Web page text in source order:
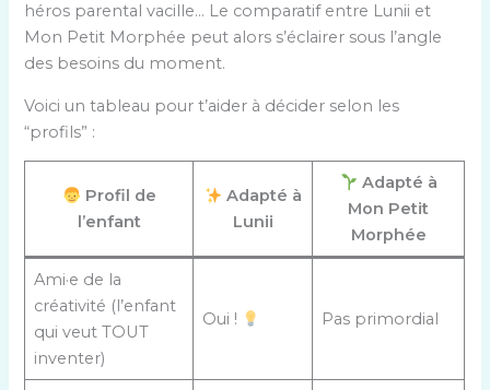
héros parental vacille… Le comparatif entre Lunii et
Mon Petit Morphée peut alors s’éclairer sous l’angle
des besoins du moment.
Voici un tableau pour t’aider à décider selon les
“profils” :
Profil de
l’enfant
Adapté à
Lunii
Adapté à
Mon Petit
Morphée
Ami·e de la
créativité (l’enfant
qui veut TOUT
inventer)
Oui ! Pas primordial